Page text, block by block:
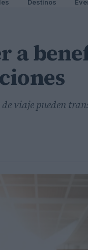
Destinos
a
viaje pueden